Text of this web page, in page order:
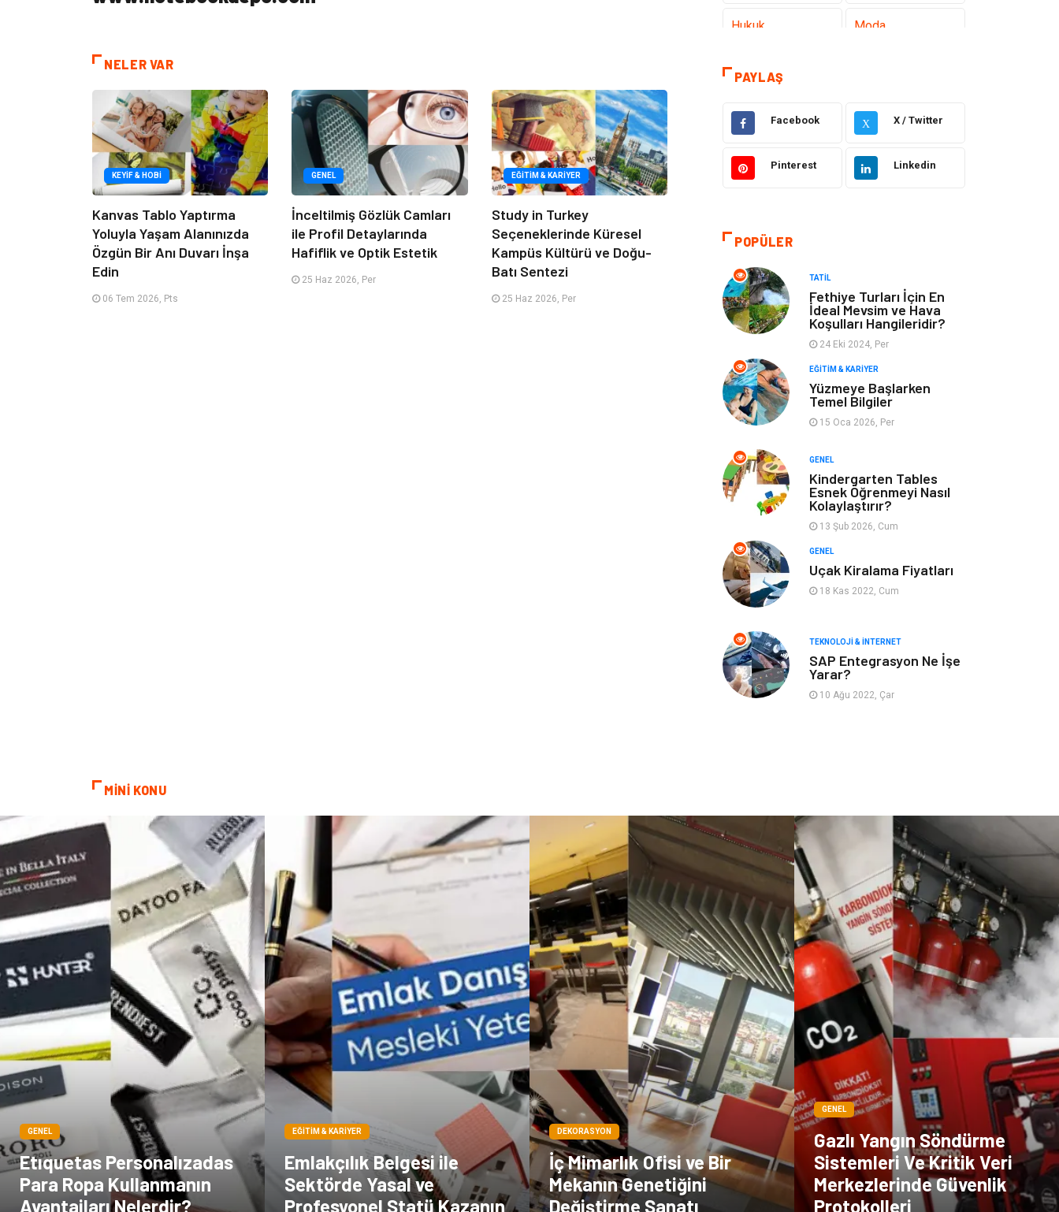
NELER VAR
KEYIF & HOBI
Kanvas Tablo Yaptırma
Yoluyla Yaşam Alanınızda
Özgün Bir Anı Duvarı İnşa
Edin
06 Tem 2026, Pts
GENEL
İnceltilmiş Gözlük Camları
ile Profil Detaylarında
Hafiflik ve Optik Estetik
25 Haz 2026, Per
EĞITIM & KARIYER
Study in Turkey
Seçeneklerinde Küresel
Kampüs Kültürü ve Doğu-
Batı Sentezi
25 Haz 2026, Per
Hukuk Moda
Gündem
Genel Kültür
Metal Evlilik Rehberi
Finans & Ekonomi
Yeme & İçme Anne & Çocuk
Ev İşleri Gayrimenkul
Organizasyon
Astroloji Aksesuar
Mobilya
Bebek Giyim saç dökülmesi
saç bakımı
kozmetiğin püf
noktaları
Spor Malzemeleri
PAYLAŞ
Facebook X X / Twitter
Pinterest Linkedin
POPÜLER
TATIL
Fethiye Turları İçin En
İdeal Mevsim ve Hava
Koşulları Hangileridir?
24 Eki 2024, Per
EĞITIM & KARIYER
Yüzmeye Başlarken
Temel Bilgiler
15 Oca 2026, Per
GENEL
Kindergarten Tables
Esnek Öğrenmeyi Nasıl
Kolaylaştırır?
13 Şub 2026, Cum
GENEL
Uçak Kiralama Fiyatları
18 Kas 2022, Cum
TEKNOLOJI & İNTERNET
SAP Entegrasyon Ne İşe
Yarar?
10 Ağu 2022, Çar
MİNİ KONU
GENEL
Etıquetas Personalızadas
Para Ropa Kullanmanın
Avantajları Nelerdir?
EĞITIM & KARIYER
Emlakçılık Belgesi ile
Sektörde Yasal ve
Profesyonel Statü Kazanın
DEKORASYON
İç Mimarlık Ofisi ve Bir
Mekanın Genetiğini
Değiştirme Sanatı
GENEL
Gazlı Yangın Söndürme
Sistemleri Ve Kritik Veri
Merkezlerinde Güvenlik
Protokolleri